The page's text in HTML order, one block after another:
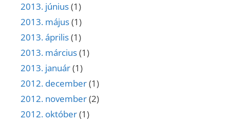
2013. június(1)
2013. május(1)
2013. április(1)
2013. március(1)
2013. január(1)
2012. december(1)
2012. november(2)
2012. október(1)